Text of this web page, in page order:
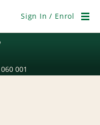
Sign In / Enrol
001